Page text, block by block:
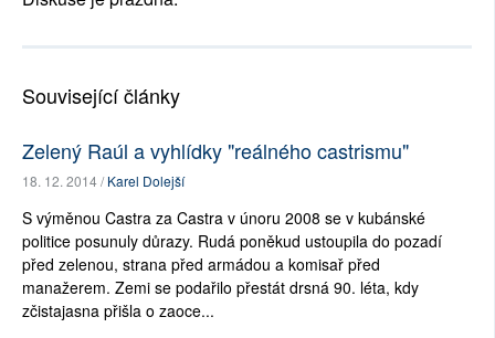
Související články
Zelený Raúl a vyhlídky "reálného castrismu"
18. 12. 2014 /Karel Dolejší
S výměnou Castra za Castra v únoru 2008 se v kubánské
politice posunuly důrazy. Rudá poněkud ustoupila do pozadí
před zelenou, strana před armádou a komisař před
manažerem. Zemi se podařilo přestát drsná 90. léta, kdy
zčistajasna přišla o zaoce...